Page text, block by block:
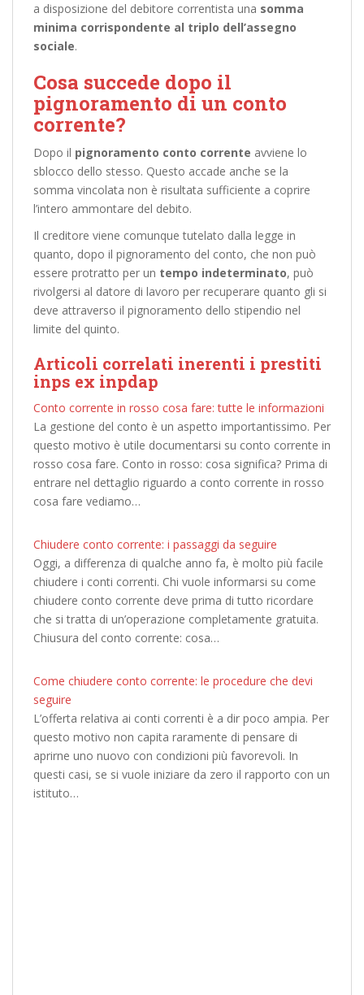
a disposizione del debitore correntista una somma
minima corrispondente al triplo dell’assegno
sociale.
Cosa succede dopo il
pignoramento di un conto
corrente?
Dopo il pignoramento conto corrente avviene lo
sblocco dello stesso. Questo accade anche se la
somma vincolata non è risultata sufficiente a coprire
l’intero ammontare del debito.
Il creditore viene comunque tutelato dalla legge in
quanto, dopo il pignoramento del conto, che non può
essere protratto per un tempo indeterminato, può
rivolgersi al datore di lavoro per recuperare quanto gli si
deve attraverso il pignoramento dello stipendio nel
limite del quinto.
Articoli correlati inerenti i prestiti
inps ex inpdap
Conto corrente in rosso cosa fare: tutte le informazioni
La gestione del conto è un aspetto importantissimo. Per
questo motivo è utile documentarsi su conto corrente in
rosso cosa fare. Conto in rosso: cosa significa? Prima di
entrare nel dettaglio riguardo a conto corrente in rosso
cosa fare vediamo…
Chiudere conto corrente: i passaggi da seguire
Oggi, a differenza di qualche anno fa, è molto più facile
chiudere i conti correnti. Chi vuole informarsi su come
chiudere conto corrente deve prima di tutto ricordare
che si tratta di un’operazione completamente gratuita.
Chiusura del conto corrente: cosa…
Come chiudere conto corrente: le procedure che devi
seguire
L’offerta relativa ai conti correnti è a dir poco ampia. Per
questo motivo non capita raramente di pensare di
aprirne uno nuovo con condizioni più favorevoli. In
questi casi, se si vuole iniziare da zero il rapporto con un
istituto…